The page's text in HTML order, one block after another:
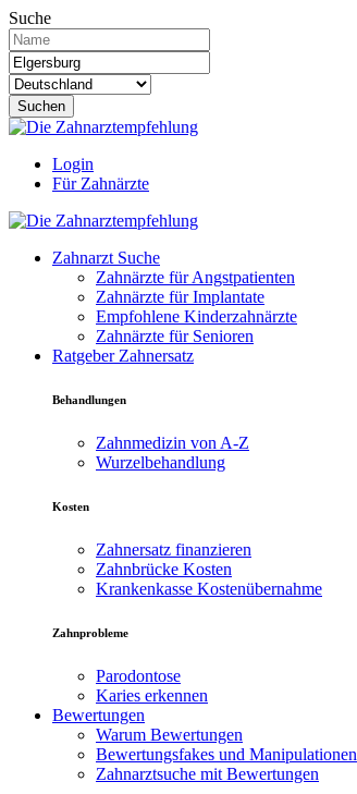
Suche
Suchen
Login
Für Zahnärzte
Zahnarzt Suche
Zahnärzte für Angstpatienten
Zahnärzte für Implantate
Empfohlene Kinderzahnärzte
Zahnärzte für Senioren
Ratgeber Zahnersatz
Behandlungen
Zahnmedizin von A-Z
Wurzelbehandlung
Kosten
Zahnersatz finanzieren
Zahnbrücke Kosten
Krankenkasse Kostenübernahme
Zahnprobleme
Parodontose
Karies erkennen
Bewertungen
Warum Bewertungen
Bewertungsfakes und Manipulationen
Zahnarztsuche mit Bewertungen